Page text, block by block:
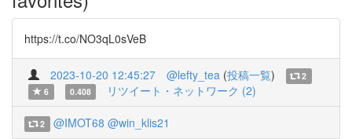
https://t.co/NO3qL0sVeB
2023-10-20 12:45:27 @lefty_tea (投稿一覧)
2
6
0.408 リツイート・ネットワーク (2)
2 @IMOT68 @win_klis21